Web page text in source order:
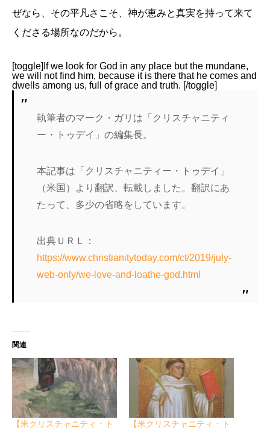
ぜなら、その平凡さこそ、神が恵みと真実を持って来て
くださる場所なのだから。
[toggle]If we look for God in any place but the mundane,
we will not find him, because it is there that he comes and
dwells among us, full of grace and truth. [/toggle]
執筆者のマーク・ガリは「クリスチャニティ
ー・トゥデイ」の編集長。
本記事は「クリスチャニティー・トゥデイ」
（米国）より翻訳、転載しました。翻訳にあ
たって、多少の省略をしています。
出典ＵＲＬ：
https://www.christianitytoday.com/ct/2019/july-
web-only/we-love-and-loathe-god.html
関連
【米クリスチャニティ・ト 【米クリスチャニティ・ト